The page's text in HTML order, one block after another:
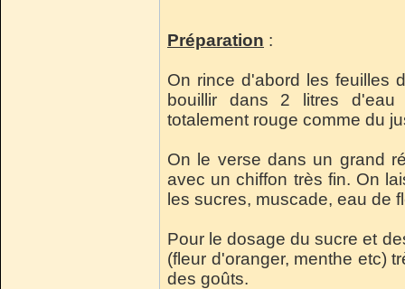
Préparation :
On rince d'abord les feuilles
bouillir dans 2 litres
totalement rouge comme du
On le verse dans un grand
avec un chiffon très fin. On
les sucres, muscade, eau de
Pour le dosage du sucre et
(fleur d'oranger, menthe etc)
des goûts.